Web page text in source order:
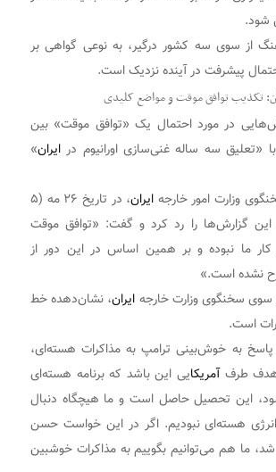
شود.
از سوی سه کشور درگیر، به نوعی گواهی بر
پیشرفت در آینده نزدیک است.
تکذیب توافق موقت و مواضع کلیدی
در مورد احتمال یک «توافق موقت» بین
«تعلیق سه ساله غنی‌سازی اورانیوم درایران»
وزارت امور خارجه ایران
، در تاریخ ۲۶ مه (۵
گزارش‌ها را رد کرد و گفت: «توافق موقت
ما نبوده و بر همین اساس در این دور از
نشده است.»
سوی سخنگوی وزارت خارجه ایران، نشان‌دهده خط
است.
به خوش‌بینی ترامپ به مذاکرات هسته‌ای،
هدف طرفآمریکایی این باشد که برنامه هسته‌ای
این تحصیل حاصل است و ما هیچگاه دنبال
انرژی هسته‌ای نبودیم. اگر در این خواست حسن
ما هم می‌توانیم بگوییم به مذاکرات خوشبین